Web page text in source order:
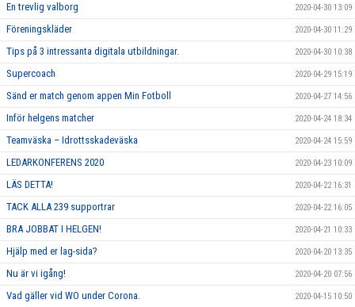
En trevlig valborg 2020-04-30 13:09
Föreningskläder 2020-04-30 11:29
Tips på 3 intressanta digitala utbildningar. 2020-04-30 10:38
Supercoach 2020-04-29 15:19
Sänd er match genom appen Min Fotboll 2020-04-27 14:56
Inför helgens matcher 2020-04-24 18:34
Teamväska – Idrottsskadeväska 2020-04-24 15:59
LEDARKONFERENS 2020 2020-04-23 10:09
LÄS DETTA! 2020-04-22 16:31
TACK ALLA 239 supportrar 2020-04-22 16:05
BRA JOBBAT I HELGEN! 2020-04-21 10:33
Hjälp med er lag-sida? 2020-04-20 13:35
Nu är vi igång! 2020-04-20 07:56
Vad gäller vid WO under Corona. 2020-04-15 10:50